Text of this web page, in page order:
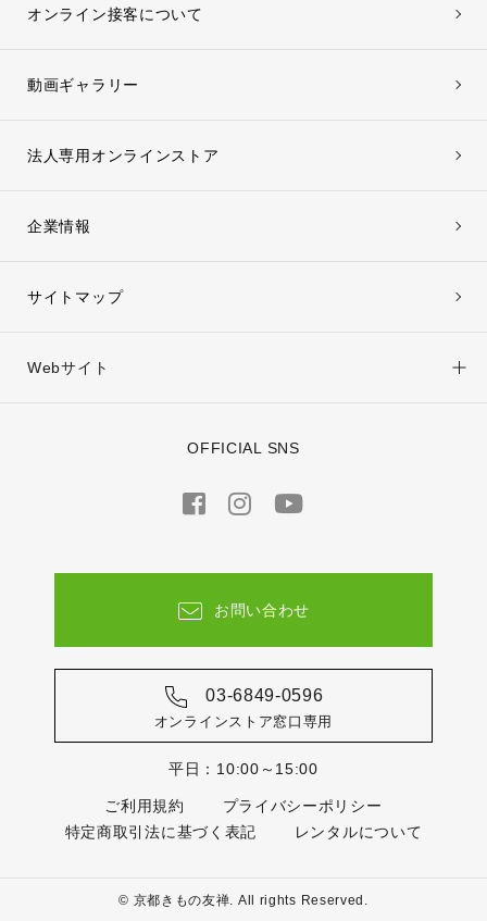
オンライン接客について
動画ギャラリー
法人専用オンラインストア
企業情報
サイトマップ
Webサイト
OFFICIAL SNS
お問い合わせ
03-6849-0596
オンラインストア窓口専用
平日：10:00～15:00
ご利用規約
プライバシーポリシー
特定商取引法に基づく表記
レンタルについて
© 京都きもの友禅. All rights Reserved.